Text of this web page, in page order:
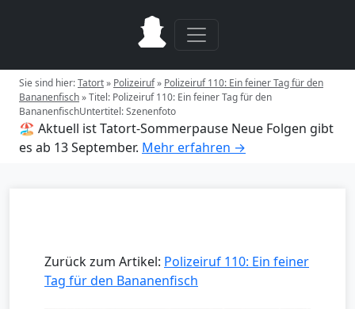
Sie sind hier:Tatort» Polizeiruf» Polizeiruf 110: Ein feiner Tag für den
Bananenfisch»Titel: Polizeiruf 110: Ein feiner Tag für den
BananenfischUntertitel: Szenenfoto
🏖️ Aktuell ist Tatort-Sommerpause Neue Folgen gibt
es ab 13 September. Mehr erfahren →
Zurück zum Artikel: Polizeiruf 110: Ein feiner
Tag für den Bananenfisch